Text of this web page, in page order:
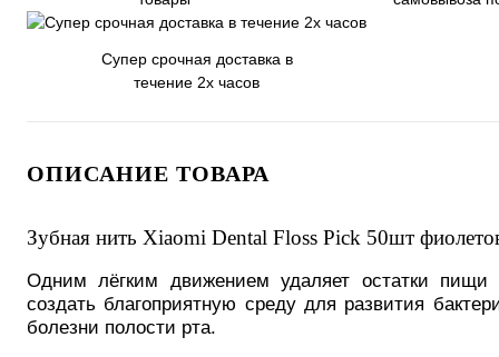
Супер срочная доставка в
течение 2х часов
ОПИСАНИЕ ТОВАРА
Зубная нить Xiaomi Dental Floss Pick 50шт
Одним лёгким движением удаляет остатки
создать благоприятную среду для развития
болезни полости рта.